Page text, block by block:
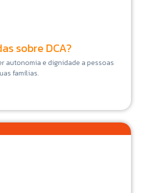
sobre DCA?
autonomia e dignidade a pessoas
famílias.